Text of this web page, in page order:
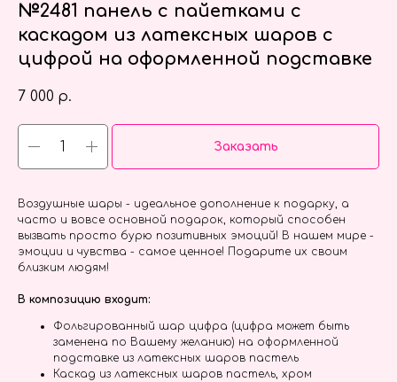
№2481 панель с пайетками с
каскадом из латексных шаров с
цифрой на оформленной подставке
7 000 р.
Заказать
Воздушные шары - идеальное дополнение к подарку, а
часто и вовсе основной подарок, который способен
вызвать просто бурю позитивных эмоций! В нашем мире -
эмоции и чувства - самое ценное! Подарите их своим
близким людям!
В композицию входит:
Фольгированный шар цифра (цифра может быть
заменена по Вашему желанию) на оформленной
подставке из латексных шаров пастель
Каскад из латексных шаров пастель, хром